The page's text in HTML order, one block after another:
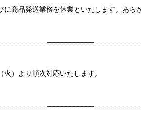
商品発送業務を休業といたします。あら
）より順次対応いたします。